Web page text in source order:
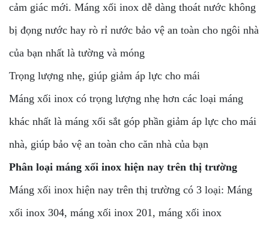
cảm giác mới. Máng xối inox dễ dàng thoát nước không
bị đọng nước hay rò rỉ nước bảo vệ an toàn cho ngôi nhà
của bạn nhất là tường và móng
Trọng lượng nhẹ, giúp giảm áp lực cho mái
Máng xối inox có trọng lượng nhẹ hơn các loại máng
khác nhất là máng xối sắt góp phần giảm áp lực cho mái
nhà, giúp bảo vệ an toàn cho căn nhà của bạn
Phân loại máng xối inox hiện nay trên thị trường
Máng xối inox hiện nay trên thị trường có 3 loại: Máng
xối inox 304, máng xối inox 201, máng xối inox